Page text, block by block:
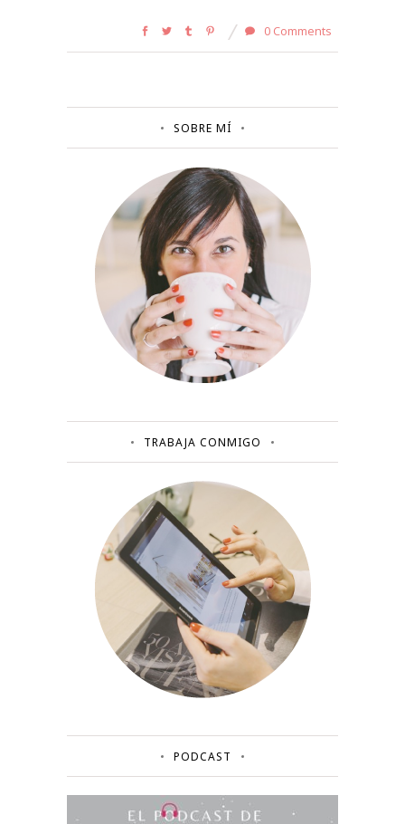
0 Comments
SOBRE MÍ
TRABAJA CONMIGO
PODCAST